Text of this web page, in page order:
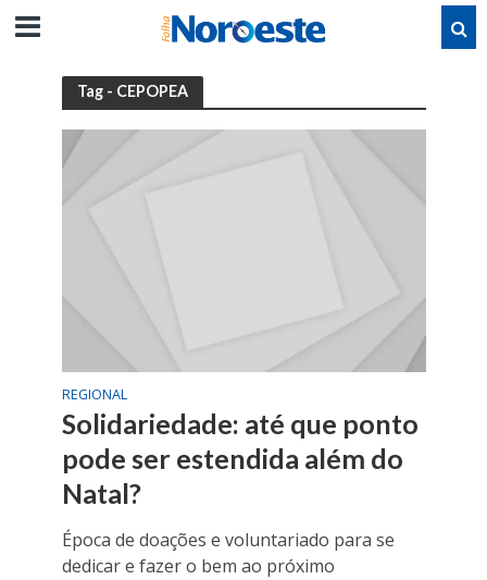
Tag - CEPOPEA
REGIONAL
Solidariedade: até que ponto
pode ser estendida além do
Natal?
Época de doações e voluntariado para se
dedicar e fazer o bem ao próximo